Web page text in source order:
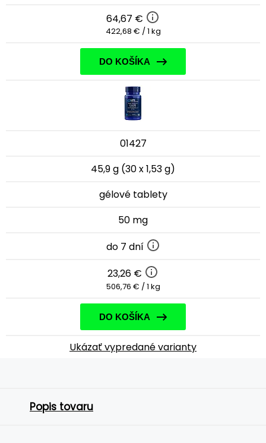
64,67 €
422,68 € / 1 kg
DO KOŠÍKA
01427
45,9 g (30 x 1,53 g)
gélové tablety
50 mg
do 7 dní
23,26 €
506,76 € / 1 kg
DO KOŠÍKA
Ukázať vypredané varianty
Popis tovaru